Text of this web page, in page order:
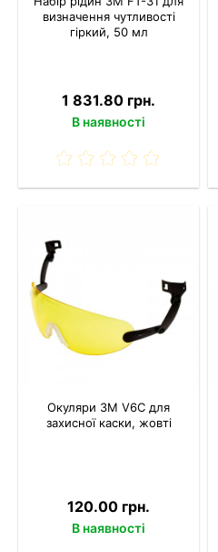
визначення чутливості
гіркий, 50 мл
1 831.80 грн.
В наявності
Окуляри 3M V6C для
захисної каски, жовті
120.00 грн.
В наявності